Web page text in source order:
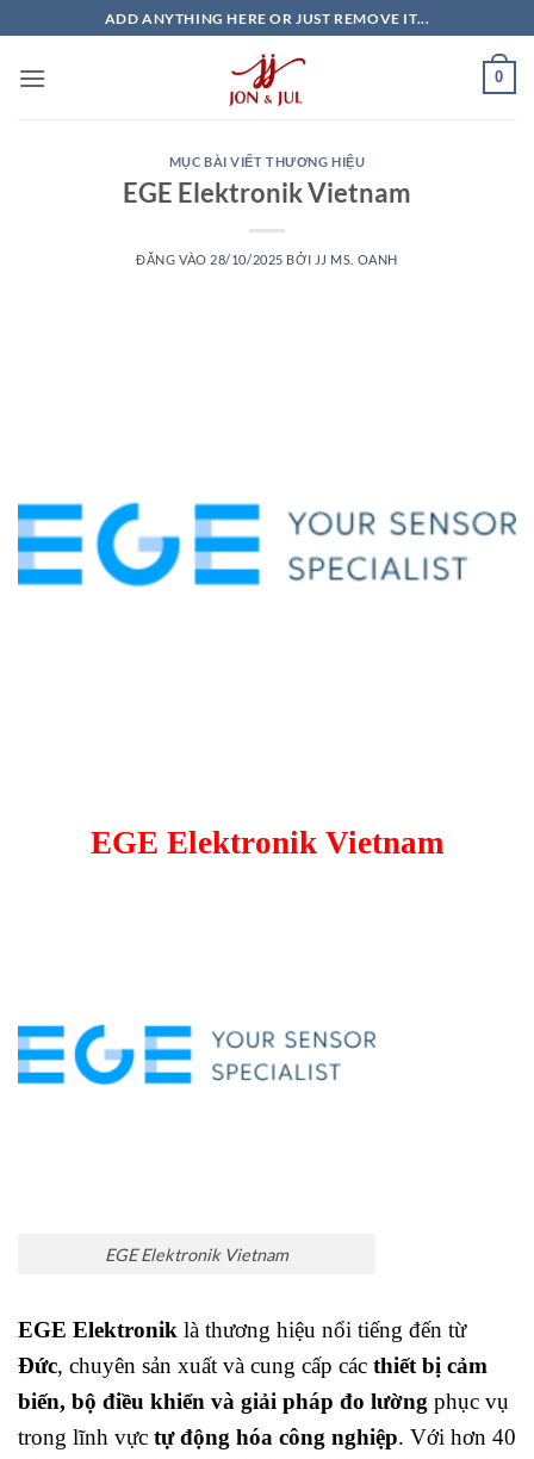
qua
nội
ADD ANYTHING HERE OR JUST REMOVE IT...
0
MỤC BÀI VIẾT THƯƠNG HIỆU
EGE Elektronik Vietnam
ĐĂNG VÀO 28/10/2025 BỞI JJ MS. OANH
EGE Elektronik Vietnam
EGE Elektronik Vietnam
EGE Elektronik là thương hiệu nổi tiếng đến từ
Đức, chuyên sản xuất và cung cấp các thiết bị cảm
biến, bộ điều khiển và giải pháp đo lường phục vụ
trong lĩnh vực tự động hóa công nghiệp. Với hơn 40